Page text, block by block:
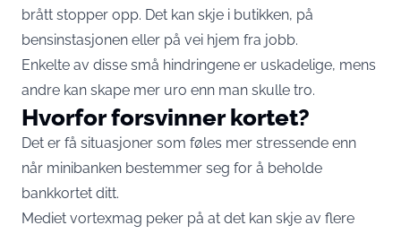
brått stopper opp. Det kan skje i butikken, på
bensinstasjonen eller på vei hjem fra jobb.
Enkelte av disse små hindringene er uskadelige, mens
andre kan skape mer uro enn man skulle tro.
Hvorfor forsvinner kortet?
Det er få situasjoner som føles mer stressende enn
når minibanken bestemmer seg for å beholde
bankkortet ditt.
Mediet vortexmag peker på at det kan skje av flere